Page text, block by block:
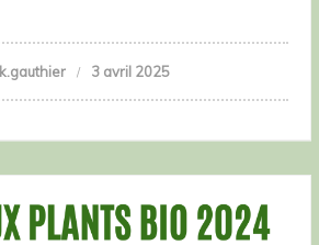
k.gauthier 3 avril 2025